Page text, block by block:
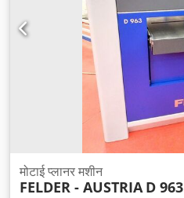
मोटाई प्लानर मशीन
FELDER - AUSTRIA D 963